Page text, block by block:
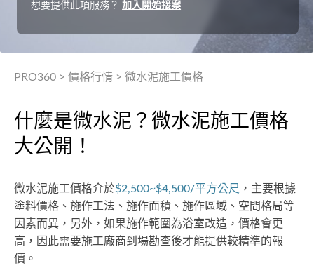
想要提供此項服務？加入開始接案
PRO360 > 價格行情 > 微水泥施工價格
什麼是微水泥？微水泥施工價格
大公開！
微水泥施工價格介於$2,500~$4,500/平方公尺 ，主要根據
塗料價格、施作工法、施作面積、施作區域、空間格局等
因素而異，另外，如果施作範圍為浴室改造，價格會更
高，因此需要施工廠商到場勘查後才能提供較精準的報
價。